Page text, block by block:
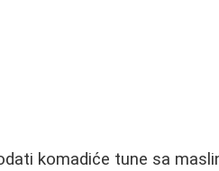
komadiće tune sa